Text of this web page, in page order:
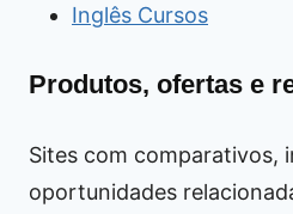
Inglês Cursos
Produtos, ofertas e
Sites com comparativos,
oportunidades